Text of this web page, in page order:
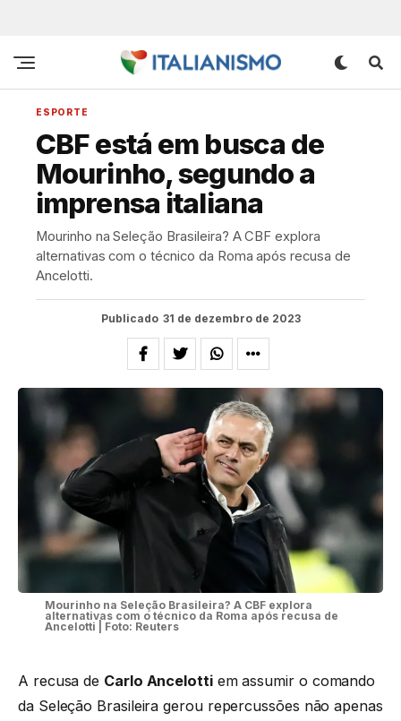
ESPORTE
CBF está em busca de
Mourinho, segundo a
imprensa italiana
Mourinho na Seleção Brasileira? A CBF explora
alternativas com o técnico da Roma após recusa de
Ancelotti.
Publicado 31 de dezembro de 2023
Mourinho na Seleção Brasileira? A CBF explora
alternativas com o técnico da Roma após recusa de
Ancelotti | Foto: Reuters
A recusa de Carlo Ancelottiem assumir o comando
da Seleção Brasileira gerou repercussões não apenas